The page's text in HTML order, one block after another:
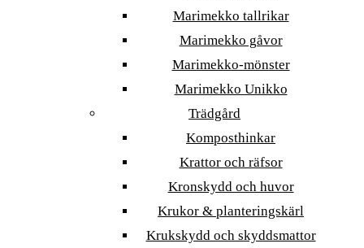
Marimekko tallrikar
Marimekko gåvor
Marimekko-mönster
Marimekko Unikko
Trädgård
Komposthinkar
Krattor och räfsor
Kronskydd och huvor
Krukor & planteringskärl
Krukskydd och skyddsmattor